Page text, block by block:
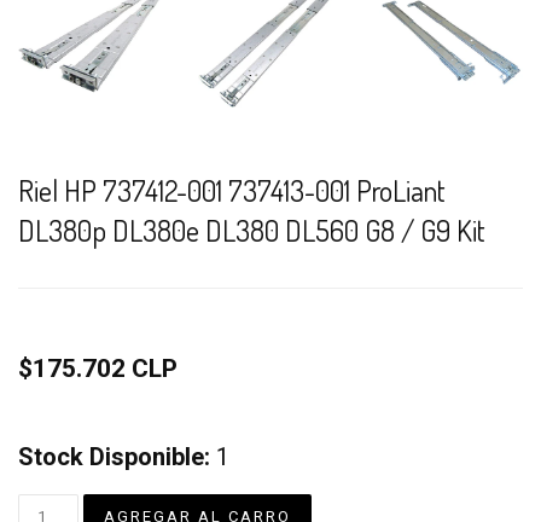
Riel HP 737412-001 737413-001 ProLiant
DL380p DL380e DL380 DL560 G8 / G9 Kit
$175.702 CLP
Stock Disponible: 1